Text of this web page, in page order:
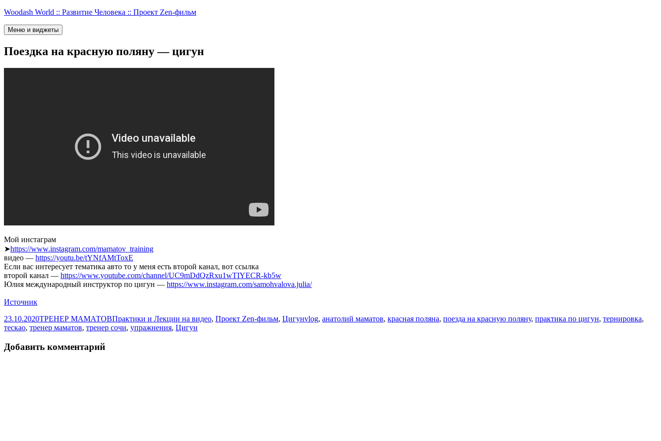
Перейти
содержимому
Woodash World :: Развитие Человека :: Проект Zen-фильм
Меню и виджеты
Поездка на красную поляну — цигун
Мой инстаграм
➤https://www.instagram.com/mamatov_training
видео — https://youtu.be/tYNfAMtToxE
Если вас интересует тематика авто то у меня есть второй канал, вот ссылка
второй канал — https://www.youtube.com/channel/UC9mDdQzRxu1wTIYECR-kb5w
Юлия международный инструктор по цигун — https://www.instagram.com/samohvalova.julia/
Источник
Опубликовано
23.10.2020Автор
ТРЕНЕР МАМАТОВРубрики
Практики и Лекции на видео, Проект Zen-фильм, ЦигунМетки
vlog, анатолий маматов, красная поляна, поезда на красную поляну, практика по цигун, тернировка,
тескао, тренер маматов, тренер сочи, упражнения, Цигун
Добавить комментарий